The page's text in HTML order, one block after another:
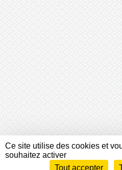
Envie de participer ?
Ce site utilise des cookies et
souhaitez activer
Tout accepter